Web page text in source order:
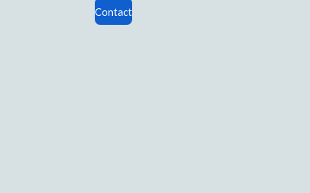
Contact